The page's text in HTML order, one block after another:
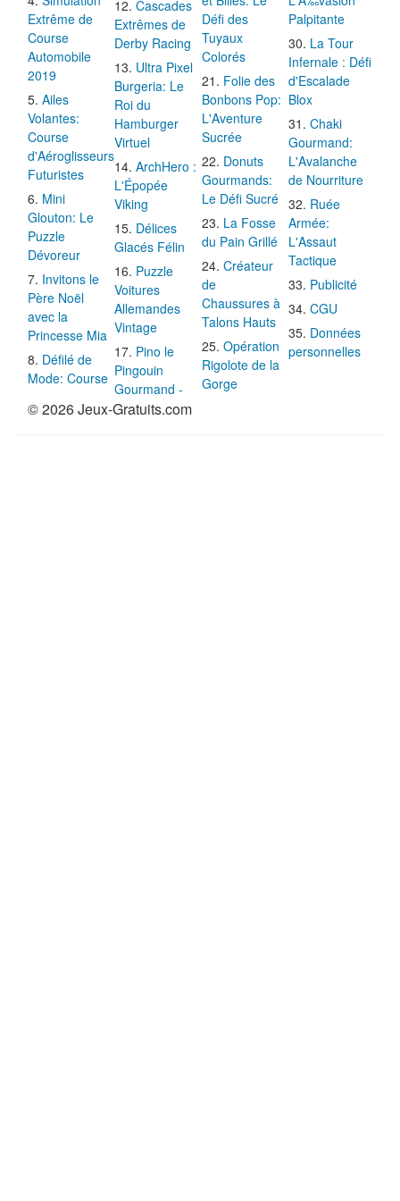
Extrême de
Course
Automobile
2019
Ailes
Volantes:
Course
d'Aéroglisseurs
Futuristes
Mini
Glouton: Le
Puzzle
Dévoreur
Invitons le
Père Noël
avec la
Princesse Mia
Défilé de
Mode: Course
Cascades
Extrêmes de
Derby Racing
Ultra Pixel
Burgeria: Le
Roi du
Hamburger
Virtuel
ArchHero :
L'Épopée
Viking
Délices
Glacés Félin
Puzzle
Voitures
Allemandes
Vintage
Pino le
Pingouin
Gourmand -
Défi des
Tuyaux
Colorés
Folie des
Bonbons Pop:
L'Aventure
Sucrée
Donuts
Gourmands:
Le Défi Sucré
La Fosse
du Pain Grillé
Créateur
de
Chaussures à
Talons Hauts
Opération
Rigolote de la
Gorge
Palpitante
La Tour
Infernale : Défi
d'Escalade
Blox
Chaki
Gourmand:
L'Avalanche
de Nourriture
Ruée
Armée:
L'Assaut
Tactique
Publicité
CGU
Données
personnelles
© 2026 Jeux-Gratuits.com